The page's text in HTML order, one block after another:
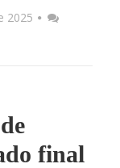
2025
final